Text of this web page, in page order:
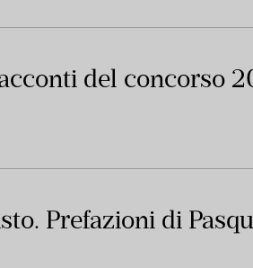
del concorso
Prefazioni di